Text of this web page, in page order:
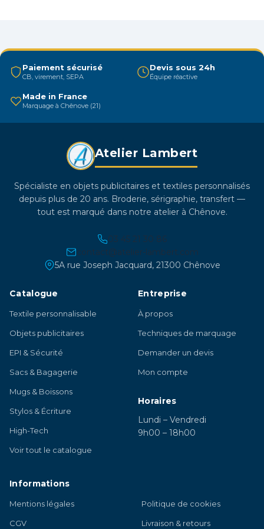
peuvent
être
choisies
page
produit
Paiement sécurisé
CB, virement, SEPA
Devis sous 24h
Équipe réactive
Made in France
Marquage à Chênove (21)
Atelier Lambert
Spécialiste en objets publicitaires et textiles personnalisés
depuis plus de 20 ans. Broderie, sérigraphie, transfert —
tout est marqué dans notre atelier à Chênove.
03 45 21 30 86
contact@atelier-lambert.com
5A rue Joseph Jacquard, 21300 Chênove
Catalogue
Textile personnalisable
Objets publicitaires
EPI & Sécurité
Sacs & Bagagerie
Mugs & Boissons
Stylos & Écriture
High-Tech
Voir tout le catalogue
Entreprise
À propos
Techniques de marquage
Demander un devis
Mon compte
Horaires
Lundi – Vendredi
9h00 – 18h00
Informations
Mentions légales
CGV
Politique de cookies
Livraison & retours